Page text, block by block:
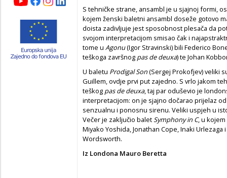
S tehničke strane, ansambl je u sjajnoj formi,
kojem ženski baletni ansambl doseže gotovo
doista zadivljuje jest sposobnost plesača da
svojom interpretacijom smisao čak i
tome u Agonu(Igor Stravinski) bili Federico
teškoga završnog pas de deuxa) te Johan
U baletu Prodigal Son(Sergej Prokofjev) veliki
Guillem, ovdje prvi put zajedno. S vrlo jakom
teškog pas de deuxa, taj par oduševio je
interpretacijom: on je sjajno dočarao prijelaz
senzualnu i ponosnu sirenu. Veliki uspjeh u
Večer je zaključio baletSymphony in C, u
Miyako Yoshida, Jonathan Cope, Inaki
Wordsworth.
Iz Londona Mauro Beretta